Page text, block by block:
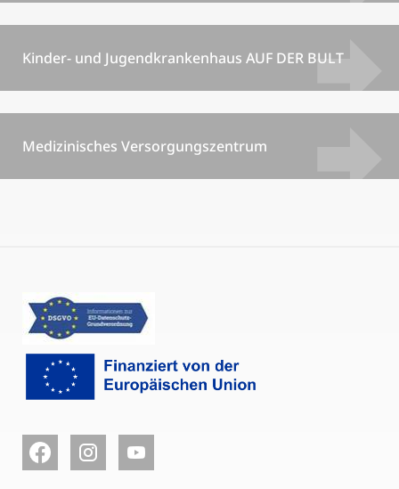
Kinder- und Jugendkrankenhaus AUF DER BULT
Medizinisches Versorgungszentrum